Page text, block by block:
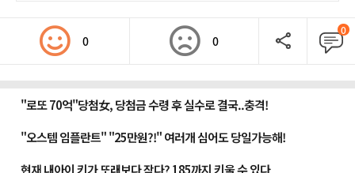
0 0
0